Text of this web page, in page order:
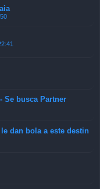
Se busca Partner
dan bola a este destin